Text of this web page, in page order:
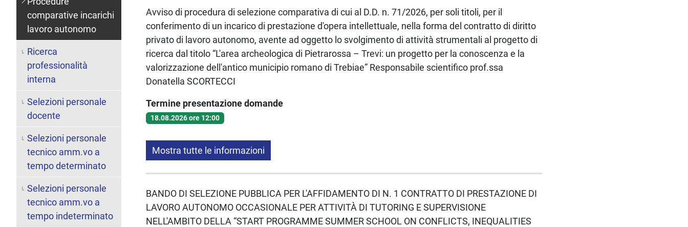
Avviso di procedura di selezione comparativa di cui al D.D. n. 71/2026, per soli titoli, per il
conferimento di un incarico di prestazione d'opera intellettuale, nella forma del contratto di diritto
privato di lavoro autonomo, avente ad oggetto lo svolgimento di attività strumentali al progetto di
ricerca dal titolo “L'area archeologica di Pietrarossa – Trevi: un progetto per la conoscenza e la
valorizzazione dell'antico municipio romano di Trebiae” Responsabile scientifico prof.ssa
Donatella SCORTECCI
Termine presentazione domande
18.08.2026 ore 12:00
Mostra tutte le informazioni
BANDO DI SELEZIONE PUBBLICA PER L'AFFIDAMENTO DI N. 1 CONTRATTO DI PRESTAZIONE DI
LAVORO AUTONOMO OCCASIONALE PER ATTIVITÀ DI TUTORING E SUPERVISIONE
NELL'AMBITO DELLA “START PROGRAMME SUMMER SCHOOL ON CONFLICTS, INEQUALITIES
comparative incarichi
lavoro autonomo
Ricerca
professionalità
interna
Selezioni personale
docente
Selezioni personale
tecnico amm.vo a
tempo determinato
Selezioni personale
tecnico amm.vo a
tempo indeterminato